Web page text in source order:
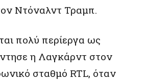
Ντόναλντ Τραμπ.
πολύ περίεργα ως
η Λαγκάρντ στον
σταθμό RTL, όταν